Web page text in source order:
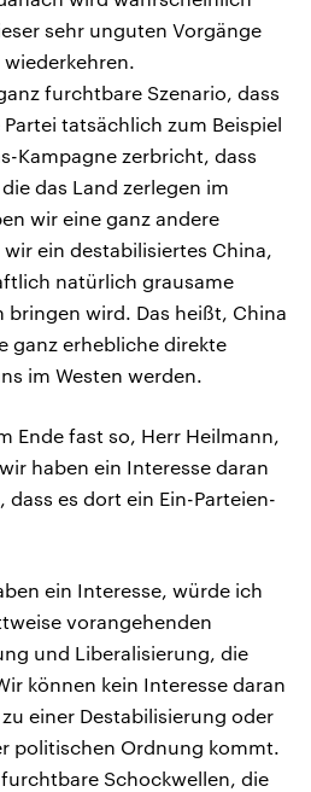
sehr unguten Vorgänge
furchtbare Szenario, dass
tatsächlich zum Beispiel
Kampagne zerbricht, dass
das Land zerlegen im
wir eine ganz andere
ein destabilisiertes China,
natürlich grausame
bringen wird. Das heißt, China
ganz erhebliche direkte
im Westen werden.
Ende fast so, Herr Heilmann,
haben ein Interesse daran
es dort ein Ein-Parteien-
ein Interesse, würde ich
vorangehenden
und Liberalisierung, die
können kein Interesse daran
einer Destabilisierung oder
politischen Ordnung kommt.
Schockwellen, die